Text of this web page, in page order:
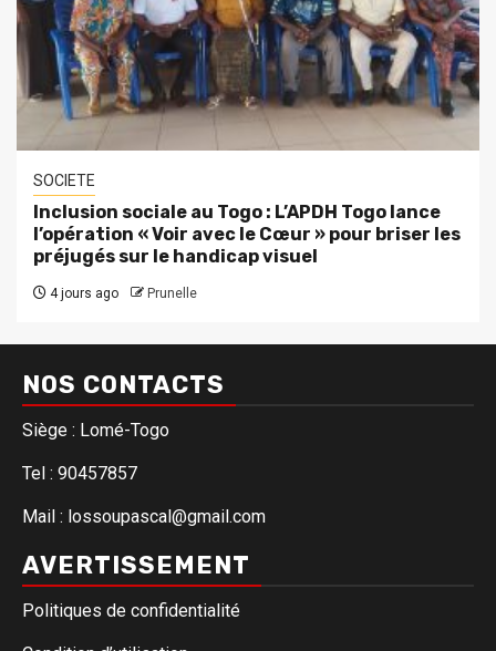
SOCIETE
Inclusion sociale au Togo : L’APDH Togo lance
l’opération « Voir avec le Cœur » pour briser les
préjugés sur le handicap visuel
4 jours ago Prunelle
NOS CONTACTS
Siège : Lomé-Togo
Tel : 90457857
Mail : lossoupascal@gmail.com
AVERTISSEMENT
Politiques de confidentialité